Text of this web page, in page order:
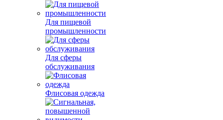
Для пищевой
промышленности
Для сферы
обслуживания
Флисовая одежда